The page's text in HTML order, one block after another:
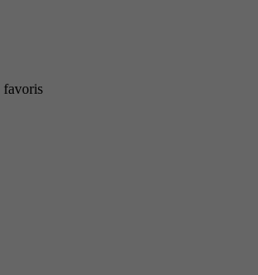
favoris